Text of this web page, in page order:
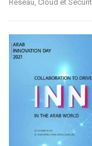
Réseau, Cloud et